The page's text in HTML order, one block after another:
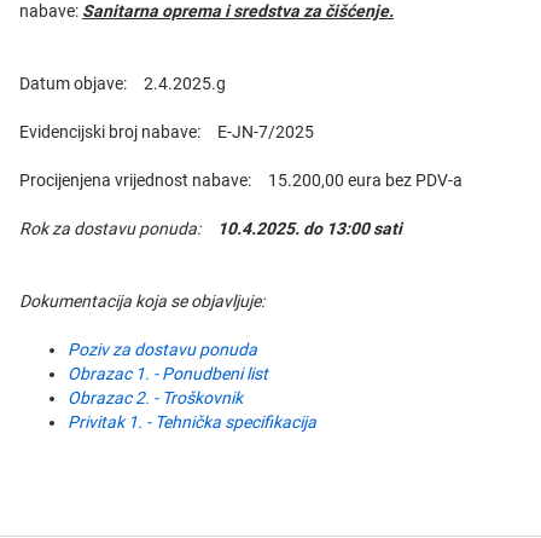
nabave: Sanitarna oprema i sredstva za čišćenje.
Datum objave: 2.4.2025.g
Evidencijski broj nabave: E-JN-7/2025
Procijenjena vrijednost nabave: 15.200,00 eura bez PDV-a
Rok za dostavu ponuda: 10.4.2025. do 13:00 sati
Dokumentacija koja se objavljuje:
Poziv za dostavu ponuda
Obrazac 1. - Ponudbeni list
Obrazac 2. - Troškovnik
Privitak 1. - Tehnička specifikacija